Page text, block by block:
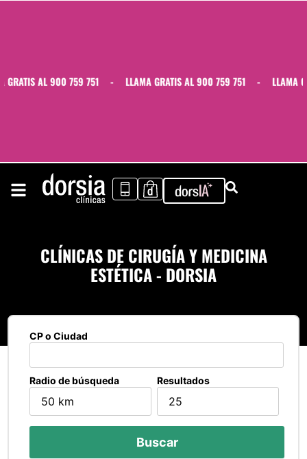
AL 900 759 751 - LLAMA GRATIS AL 900 759 751 - LLAMA
CLÍNICAS DE CIRUGÍA Y MEDICINA
ESTÉTICA - DORSIA
CP o Ciudad
Radio de búsqueda Resultados